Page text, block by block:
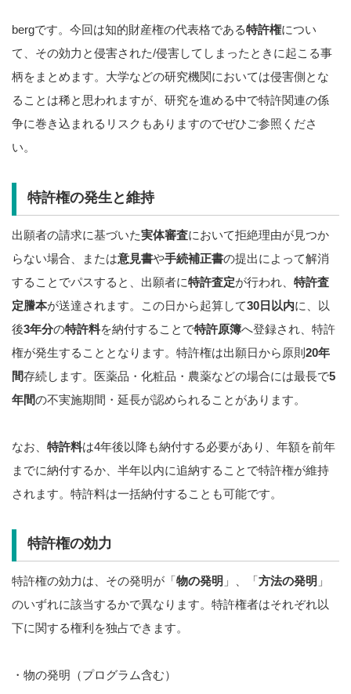
bergです。今回は知的財産権の代表格である特許権につい
て、その効力と侵害された/侵害してしまったときに起こる事
柄をまとめます。大学などの研究機関においては侵害側とな
ることは稀と思われますが、研究を進める中で特許関連の係
争に巻き込まれるリスクもありますのでぜひご参照くださ
い。
特許権の発生と維持
出願者の請求に基づいた実体審査において拒絶理由が見つか
らない場合、または意見書や手続補正書の提出によって解消
することでパスすると、出願者に特許査定が行われ、 特許査
定謄本が送達されます。この日から起算して30 日以内に、以
後3年分の特許料を納付することで特許原簿へ登録され、特許
権が発生することとなります。特許権は出願日から原則 20年
間存続します。医薬品・化粧品・農薬などの場合には最長で5
年間の不実施期間・延長が認められることがあります。
なお、 特許料は4年後以降も納付する必要があり、年額を前年
までに納付するか、半年以内に追納することで特許権が維持
されます。特許料は一括納付することも可能です。
特許権の効力
特許権の効力は、その発明が「物の発明 」、「方法の発明 」
のいずれに該当するかで異なります。特許権者はそれぞれ以
下に関する権利を独占できます。
・物の発明（プログラム含む）